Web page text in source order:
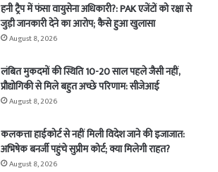
हनी ट्रैप में फंसा वायुसेना अधिकारी?: PAK एजेंटों को रक्षा से
जुड़ी जानकारी देने का आरोप; कैसे हुआ खुलासा
August 8, 2026
लंबित मुकदमों की स्थिति 10-20 साल पहले जैसी नहीं,
प्रौद्योगिकी से मिले बहुत अच्छे परिणाम: सीजेआई
August 8, 2026
कलकत्ता हाईकोर्ट से नहीं मिली विदेश जाने की इजाजात:
अभिषेक बनर्जी पहुंचे सुप्रीम कोर्ट; क्या मिलेगी राहत?
August 8, 2026